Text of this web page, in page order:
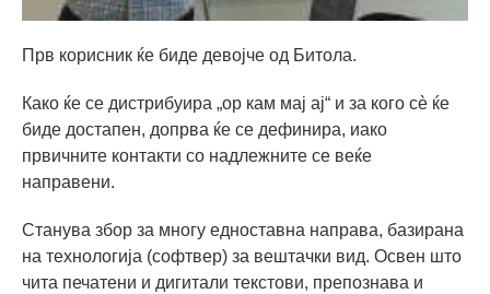
Прв корисник ќе биде девојче од Битола.
Како ќе се дистрибуира „ор кам мај ај“ и за кого сè ќе
биде достапен, допрва ќе се дефинира, иако
првичните контакти со надлежните се веќе
направени.
Станува збор за многу едноставна направа, базирана
на технологија (софтвер) за вештачки вид. Освен што
чита печатени и дигитали текстови, препознава и